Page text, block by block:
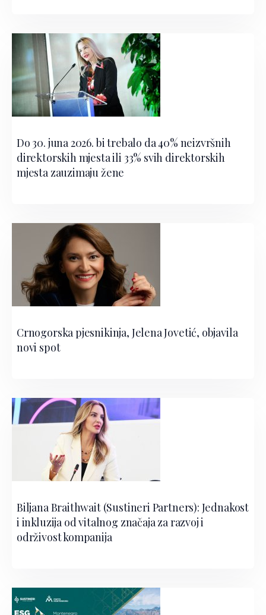
Do 30. juna 2026. bi trebalo da 40% neizvršnih
direktorskih mjesta ili 33% svih direktorskih
mjesta zauzimaju žene
Crnogorska pjesnikinja, Jelena Jovetić, objavila
novi spot
Biljana Braithwait (Sustineri Partners): Jednakost
i inkluzija od vitalnog značaja za razvoj i
održivost kompanija